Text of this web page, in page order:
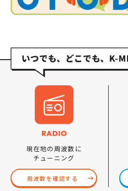
現在地の周波数に
チューニング
周波数を確認する